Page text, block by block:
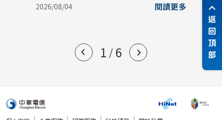
2026/08/04 閱讀更多
1 / 6
返
回
頂
部